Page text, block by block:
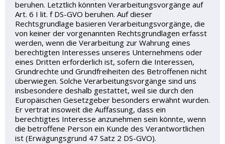
beruhen. Letztlich könnten Verarbeitungsvorgänge auf
Art. 6 I lit. f DS-GVO beruhen. Auf dieser
Rechtsgrundlage basieren Verarbeitungsvorgänge, die
von keiner der vorgenannten Rechtsgrundlagen erfasst
werden, wenn die Verarbeitung zur Wahrung eines
berechtigten Interesses unseres Unternehmens oder
eines Dritten erforderlich ist, sofern die Interessen,
Grundrechte und Grundfreiheiten des Betroffenen nicht
überwiegen. Solche Verarbeitungsvorgänge sind uns
insbesondere deshalb gestattet, weil sie durch den
Europäischen Gesetzgeber besonders erwähnt wurden.
Er vertrat insoweit die Auffassung, dass ein
berechtigtes Interesse anzunehmen sein könnte, wenn
die betroffene Person ein Kunde des Verantwortlichen
ist (Erwägungsgrund 47 Satz 2 DS-GVO).